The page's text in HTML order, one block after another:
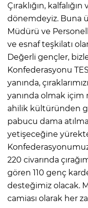
Çıraklığın,
dönemdeyiz. Buna
Müdürü ve
ve esnaf teşkilatı
Değerli gençler,
Konfederasyonu
yanında,
yanında olmak içim
ahilik kültüründen
pabucu dama
yetişeceğine
220 civarında
gören 110 genç
desteğimiz olacak.
camiası olarak her